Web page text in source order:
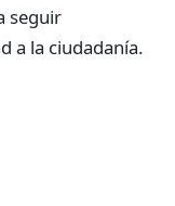
seguir
a la ciudadanía.